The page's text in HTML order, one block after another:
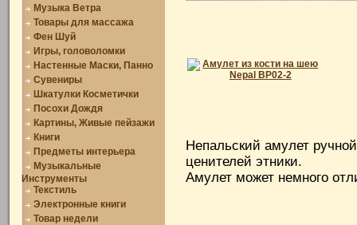
Музыка Ветра
Товары для массажа
Фен Шуй
Игры, головоломки
Настенные Маски, Панно
Сувениры
Шкатулки Косметички
Посохи Дождя
Картины, Живые пейзажи
Книги
Предметы интерьера
Музыкальные
Инструменты
Текстиль
Электронные книги
Товар недели
Непальский амулет
ценителей этники.
Амулет может немного